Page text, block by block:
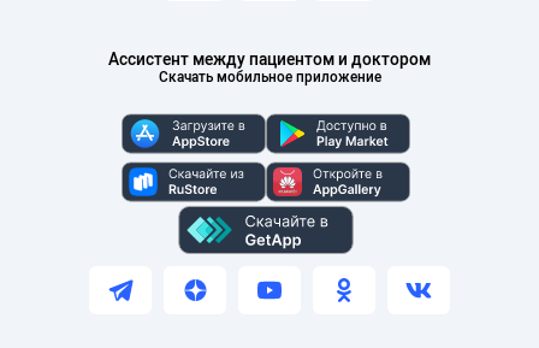
Ассистент между пациентом и доктором
Скачать мобильное приложение